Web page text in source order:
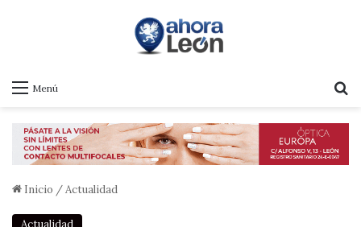
Menú
Inicio /Actualidad
Actualidad